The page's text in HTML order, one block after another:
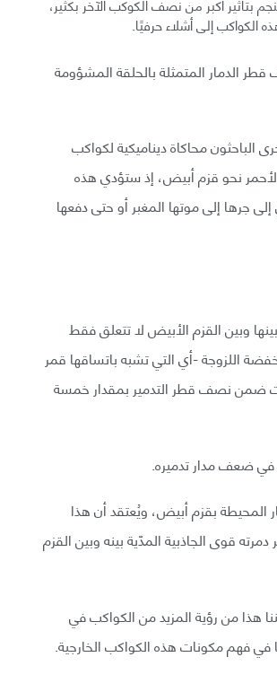
الكواكب إلى أشلاء حرفيًا.
الدمار المتمثلة بالحلقة المشؤومة
محاكاة ديناميكية لكواكب
نحو قزم أبيض، إذ ستؤدي هذه
جرها إلى موتها المغبر أو حتى دفعها
وبين القزم الأبيض لا تتعلق فقط
اللزوجة -أي التي تشبه باتساقها قمر
ضمن نصف قطر التدمير بمقدار خمسة
في ضعف مدار تدميره.
بقزم أبيض، ويُعتقد أن هذا
قوى الجاذبية المدّية بينه وبين القزم
هذا من رؤية المزيد من الكواكب في
في فهم مكونات هذه الكواكب الخارجية.